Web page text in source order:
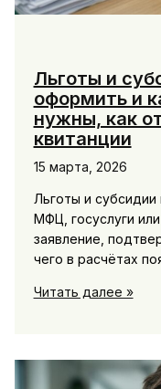
Льготы и
оформить и
нужны, как
квитанции
15 марта, 2026
Льготы и
МФЦ, госуслуги
заявление,
чего в расчётах
Льготы
Читать далее »